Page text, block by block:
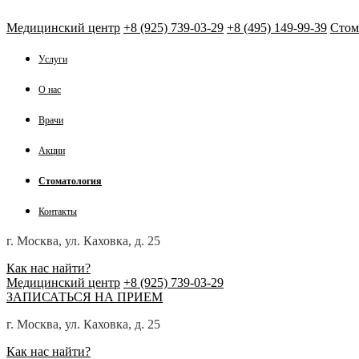
Медицинский центр +8 (925) 739-03-29 +8 (495) 149-99-39
Услуги
О нас
Врачи
Акции
Стоматология
Контакты
г. Москва, ул. Каховка, д. 25
Как нас найти?
Медицинский центр +8 (925) 739-03-29
ЗАПИСАТЬСЯ НА ПРИЕМ
г. Москва, ул. Каховка, д. 25
Как нас найти?